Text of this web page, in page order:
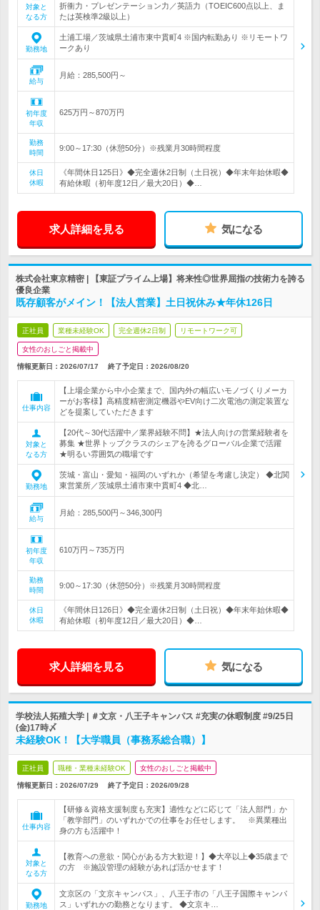
対象と
なる方
折衝力・プレゼンテーション力／英語力（TOEIC600点以上、ま
たは英検準2級以上）
勤務地
土浦工場／茨城県土浦市東中貫町4 ※国内転勤あり ※リモートワ
ークあり
給与
月給：285,500円～
初年度
年収
625万円～870万円
勤務
時間
9:00～17:30（休憩50分）※残業月30時間程度
休日
休暇
《年間休日125日》◆完全週休2日制（土日祝）◆年末年始休暇◆
有給休暇（初年度12日／最大20日）◆…
求人詳細を見る 気になる
株式会社東京精密 | 【東証プライム上場】将来性◎世界屈指の技術力を誇る
優良企業
既存顧客がメイン！【法人営業】土日祝休み★年休126日
正社員 業種未経験OK 完全週休2日制 リモートワーク可
女性のおしごと掲載中
情報更新日：2026/07/17 終了予定日： 2026/08/20
仕事内容
【上場企業から中小企業まで、国内外の幅広いモノづくりメーカ
ーがお客様】高精度精密測定機器やEV向け二次電池の測定装置な
どを提案していただきます
対象と
なる方
【20代～30代活躍中／業界経験不問】★法人向けの営業経験者を
募集 ★世界トップクラスのシェアを誇るグローバル企業で活躍
★明るい雰囲気の職場です
勤務地
茨城・富山・愛知・福岡のいずれか（希望を考慮し決定） ◆北関
東営業所／茨城県土浦市東中貫町4 ◆北…
給与
月給：285,500円～346,300円
初年度
年収
610万円～735万円
勤務
時間
9:00～17:30（休憩50分）※残業月30時間程度
休日
休暇
《年間休日126日》◆完全週休2日制（土日祝）◆年末年始休暇◆
有給休暇（初年度12日／最大20日）◆…
求人詳細を見る 気になる
学校法人拓殖大学 | ＃文京・八王子キャンパス #充実の休暇制度 #9/25日
(金)17時〆
未経験OK！【大学職員（事務系総合職）】
正社員 職種・業種未経験OK 女性のおしごと掲載中
情報更新日：2026/07/29 終了予定日： 2026/09/28
仕事内容
【研修＆資格支援制度も充実】適性などに応じて「法人部門」か
「教学部門」のいずれかでの仕事をお任せします。 ※異業種出
身の方も活躍中！
対象と
なる方
【教育への意欲・関心がある方大歓迎！】◆大卒以上◆35歳まで
の方 ※施設管理の経験があれば活かせます！
勤務地
文京区の「文京キャンパス」、八王子市の「八王子国際キャンパ
ス」いずれかの勤務となります。 ◆文京キ…